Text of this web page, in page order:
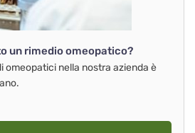
un rimedio omeopatico?
omeopatici nella nostra azienda è